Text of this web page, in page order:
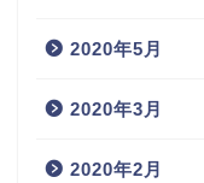
2020年5月
2020年3月
2020年2月